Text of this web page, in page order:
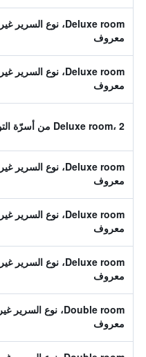
Deluxe room، نوع السرير غير
معروف
Deluxe room، نوع السرير غير
معروف
Deluxe room، 2 من أسرّة التوأم
Deluxe room، نوع السرير غير
معروف
Deluxe room، نوع السرير غير
معروف
Deluxe room، نوع السرير غير
معروف
Double room، نوع السرير غير
معروف